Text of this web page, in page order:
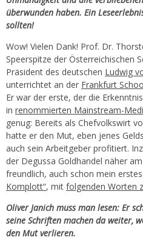
überwunden haben. Ein
sollten!
Wow! Vielen Dank! Prof. Dr.
Speerspitze der Österreichischen
Präsident des deutschen Ludwig
unterrichtet an der Frankfurt
Er war der erste, der die
in renommierten Mainstream-
genug: Bereits als Chefvolkswirt
hatte er den Mut, eben jenes
auch sein Arbeitgeber profitiert.
der Degussa Goldhandel näher
freundlich, auch schon mein
Komplott“, mit folgenden Worten
Oliver Janich muss man lesen: Er
seine Schriften machen da weiter,
den Mut verlieren.